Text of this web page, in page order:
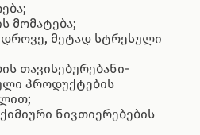
მომატება;
მეტად სტრესული
თავისებურებანი-
პროდუქტების
ნივთიერებების